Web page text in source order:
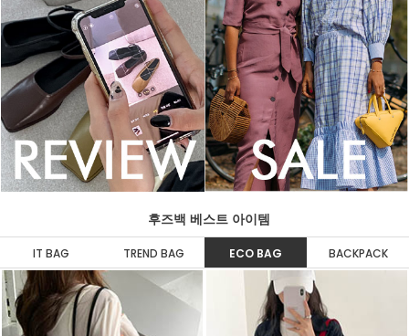
후즈백 베스트 아이템
IT BAG TREND BAG ECO BAG BACKPACK